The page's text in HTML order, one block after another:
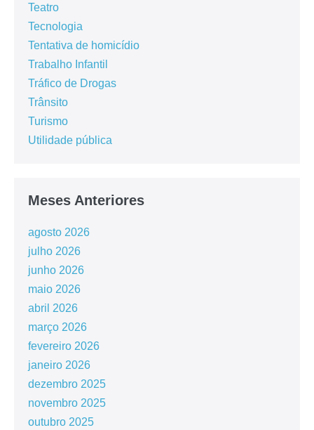
Teatro
Tecnologia
Tentativa de homicídio
Trabalho Infantil
Tráfico de Drogas
Trânsito
Turismo
Utilidade pública
Meses Anteriores
agosto 2026
julho 2026
junho 2026
maio 2026
abril 2026
março 2026
fevereiro 2026
janeiro 2026
dezembro 2025
novembro 2025
outubro 2025